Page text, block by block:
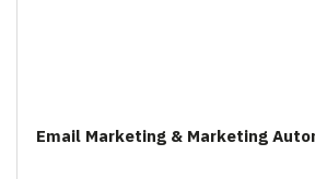
Email Marketing & Marketing